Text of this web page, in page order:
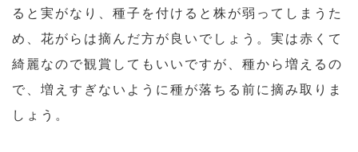
ると実がなり、種子を付けると株が弱ってしまうた
め、花がらは摘んだ方が良いでしょう。実は赤くて
綺麗なので観賞してもいいですが、種から増えるの
で、増えすぎないように種が落ちる前に摘み取りま
しょう。